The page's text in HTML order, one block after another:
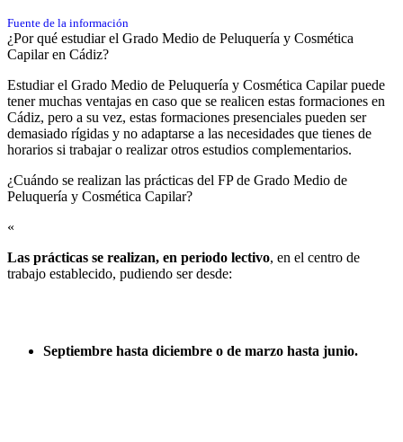
Fuente de la información
¿Por qué estudiar el Grado Medio de Peluquería y Cosmética
Capilar en Cádiz?
Estudiar el Grado Medio de Peluquería y Cosmética Capilar puede
tener muchas ventajas en caso que se realicen estas formaciones en
Cádiz, pero a su vez, estas formaciones presenciales pueden ser
demasiado rígidas y no adaptarse a las necesidades que tienes de
horarios si trabajar o realizar otros estudios complementarios.
¿Cuándo se realizan las prácticas del FP de Grado Medio de
Peluquería y Cosmética Capilar?​
«
Las prácticas se realizan, en periodo lectivo, en el centro de
trabajo establecido, pudiendo ser desde:
Septiembre hasta diciembre o de marzo hasta junio.